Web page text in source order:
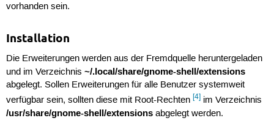
vorhanden sein.
Installation
Die Erweiterungen werden aus der Fremdquelle heruntergeladen
und im Verzeichnis ~/.local/share/gnome-shell/extensions
abgelegt. Sollen Erweiterungen für alle Benutzer systemweit
verfügbar sein, sollten diese mit Root-Rechten [4]im Verzeichnis
/usr/share/gnome-shell/extensionsabgelegt werden.